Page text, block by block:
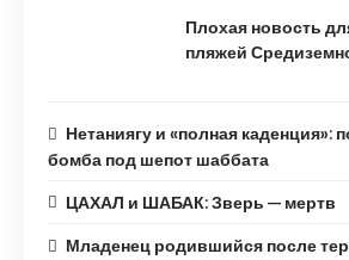
Плохая новость
пляжей
Нетаниягу и «полная каденция»:
бомба под шепот шаббата
ЦАХАЛ и ШАБАК: Зверь — мертв
Младенец родившийся после